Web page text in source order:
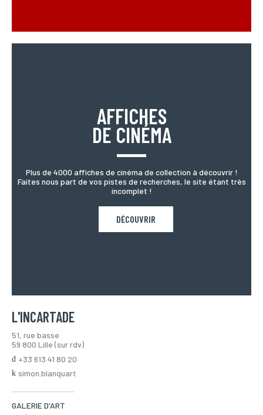
AFFICHES
DE CINÉMA
Plus de 4000 affiches de cinéma de collection à découvrir !
Faites nous part de vos pistes de recherches, le site étant très
incomplet !
DÉCOUVRIR
L'INCARTADE
51, rue basse
59 800 Lille (sur rdv)
+33 613 41 80 20
simon.blanquart
GALERIE D'ART